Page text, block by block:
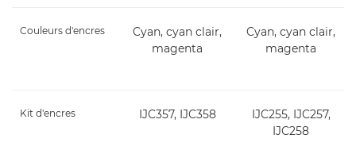
Couleurs d'encres
Cyan, cyan clair,
magenta
Cyan, cyan clair,
magenta
Kit d'encres IJC357, IJC358
IJC255, IJC257,
IJC258